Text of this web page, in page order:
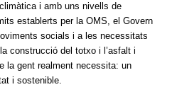
i amb uns nivells de
establerts per la OMS, el Govern
socials i a les necessitats
construcció del totxo i l’asfalt i
la gent realment necessita: un
i sostenible.